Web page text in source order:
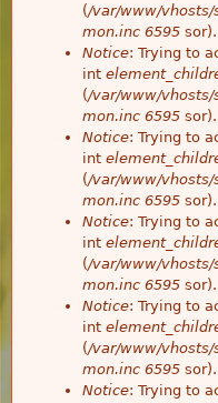
(/var/www/vhosts/
mon.inc 6595 sor).
Notice: Trying to
int
(/var/www/vhosts/
mon.inc 6595 sor).
Notice: Trying to
int
(/var/www/vhosts/
mon.inc 6595 sor).
Notice: Trying to
int
(/var/www/vhosts/
mon.inc 6595 sor).
Notice: Trying to
int
(/var/www/vhosts/
mon.inc 6595 sor).
Notice: Trying to